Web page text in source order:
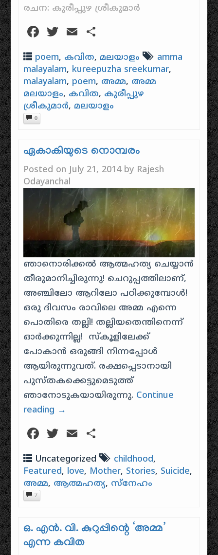
രചന: കുരീപ്പുഴ ശ്രീകുമാർ
Facebook
Twitter
Email
poem, കവിത, മലയാളം
amma
malayalam, kureepuzha sreekumar,
malayalam, poem, അമ്മ, അമ്മ
മലയാളം, കവിത, കുരീപ്പുഴ
ശ്രീകുമാർ, മലയാളം
0
ഏകാകിയുടെ നൊമ്പരം
Posted on July 21, 2014by Rajesh
Odayanchal
ഞാനൊരിക്കൽ ആത്മഹത്യ ചെയ്യാൻ
തീരുമാനിച്ചിരുന്നു! ചെറുപ്പത്തിലാണ്,
അഞ്ചിലോ ആറിലോ പഠിക്കുമ്പോൾ!
ഒരു ദിവസം രാവിലെ അമ്മ എന്നെ
പൊതിരെ തല്ലി! തല്ലിയതെന്തിനെന്ന്
ഓർക്കുന്നില്ല! സ്കൂളിലേക്ക്
പോകാൻ ഒരുങ്ങി നിന്നപ്പോൾ
ആയിരുന്നുവത്. രക്ഷപ്പെടാനായി
പുസ്തകക്കെട്ടുമെടുത്ത്
ഞാനോടുകയായിരുന്നു. Continue
reading →
Facebook
Twitter
Email
Uncategorized childhood,
Featured, love, Mother, Stories, Suicide,
അമ്മ, ആത്മഹത്യ, സ്നേഹം
7
ഒ. എൻ. വി. കുറുപ്പിന്റെ ‘അമ്മ’
എന്ന കവിത